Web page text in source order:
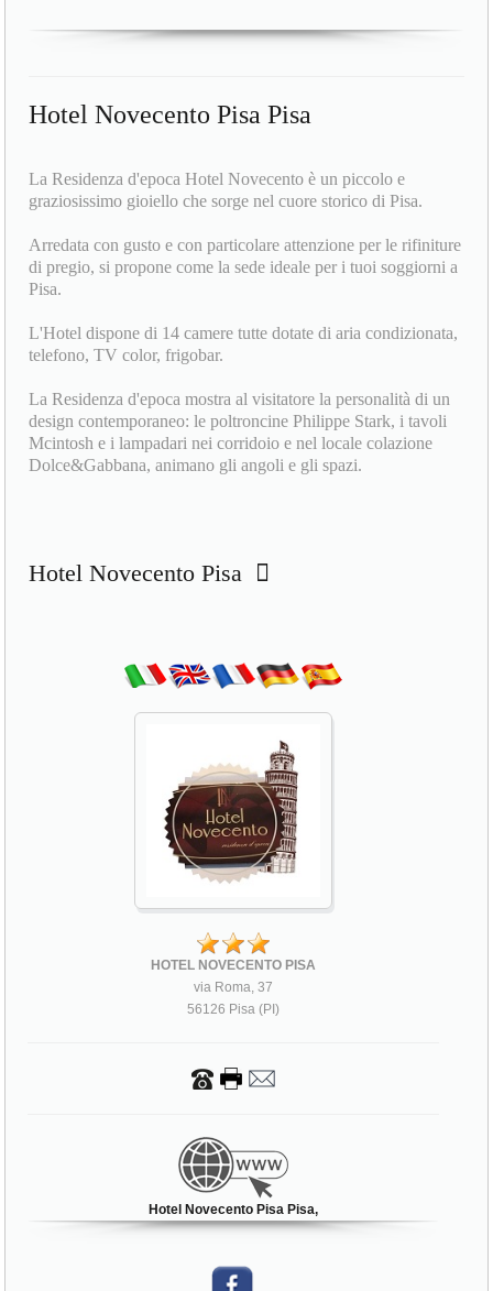
Hotel Novecento Pisa Pisa
La Residenza d'epoca Hotel Novecento è un piccolo e
graziosissimo gioiello che sorge nel cuore storico di Pisa.
Arredata con gusto e con particolare attenzione per le rifiniture
di pregio, si propone come la sede ideale per i tuoi soggiorni a
Pisa.
L'Hotel dispone di 14 camere tutte dotate di aria condizionata,
telefono, TV color, frigobar.
La Residenza d'epoca mostra al visitatore la personalità di un
design contemporaneo: le poltroncine Philippe Stark, i tavoli
Mcintosh e i lampadari nei corridoio e nel locale colazione
Dolce&Gabbana, animano gli angoli e gli spazi.
Hotel Novecento Pisa
HOTEL NOVECENTO PISA
via Roma, 37
56126 Pisa (PI)
Hotel Novecento Pisa Pisa,